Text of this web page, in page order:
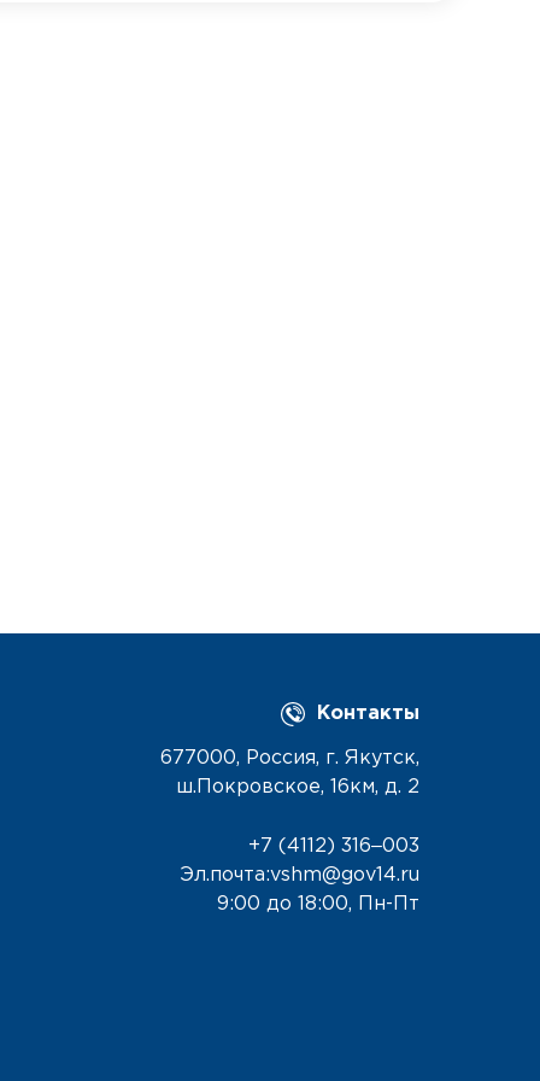
Контакты
677000, Россия, г. Якутск,
ш.Покровское, 16км, д. 2
+7 (4112) 316‒003
Эл.почта:vshm@gov14.ru
9:00 до 18:00, Пн-Пт